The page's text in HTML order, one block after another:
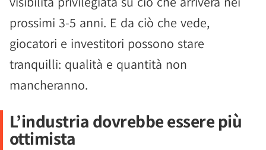
prossimi 3-5 anni. E da ciò che vede,
giocatori e investitori possono stare
tranquilli: qualità e quantità non
mancheranno.
L’industria dovrebbe essere più
ottimista